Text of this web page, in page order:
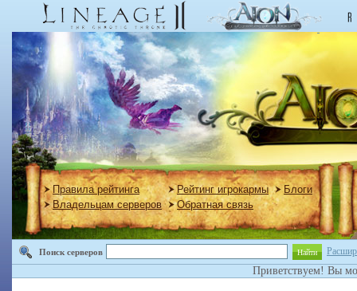
Правила рейтинга Рейтинг игрокармы
Блоги
Владельцам серверов
Обратная связь
Поиск серверов Найти
Приветствуем! Вы